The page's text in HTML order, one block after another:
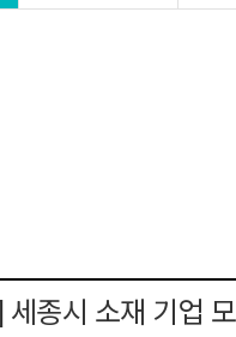
세종시 소재 기업